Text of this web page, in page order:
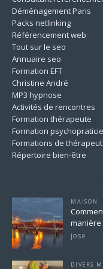
Déménagement Paris
Packs netlinking
Référencement web
Tout sur le seo
Annuaire seo
Formation EFT
Christine André
MP3 hypnose
Activités de rencontres
Formation thérapeute
Formation
Formations de
Répertoire bien-être
MAISON
manière
jose
DIVERS